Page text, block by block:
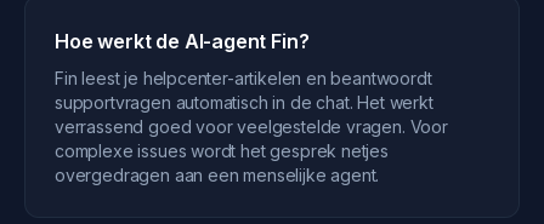
Hoe werkt de AI-agent Fin?
Fin leest je helpcenter-artikelen en beantwoordt
supportvragen automatisch in de chat. Het werkt
verrassend goed voor veelgestelde vragen. Voor
complexe issues wordt het gesprek netjes
overgedragen aan een menselijke agent.